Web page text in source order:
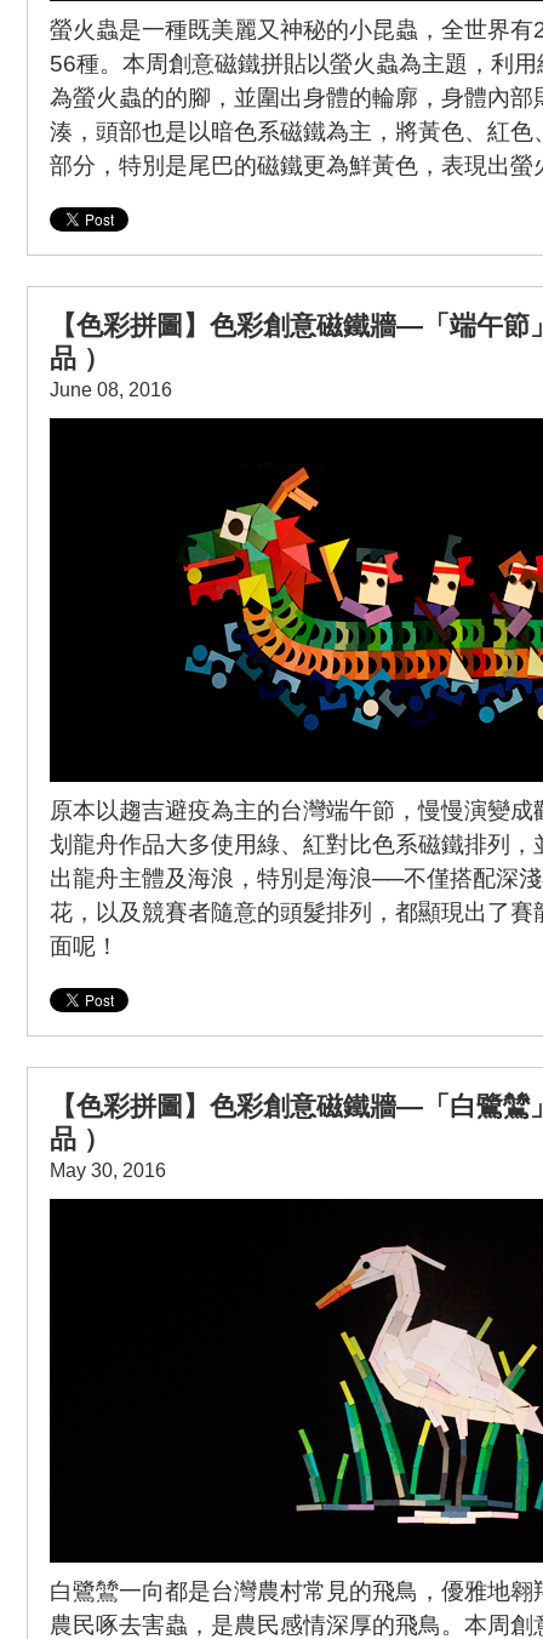
螢火蟲是一種既美麗又神秘的小昆蟲，全世界
56種。本周創意磁鐵拼貼以螢火蟲為主題，利
為螢火蟲的的腳，並圍出身體的輪廓，身體內部
湊，頭部也是以暗色系磁鐵為主，將黃色、紅色
部分，特別是尾巴的磁鐵更為鮮黃色，表現出螢
【色彩拼圖】色彩創意磁鐵牆—「端午節
品 ）
June 08, 2016
原本以趨吉避疫為主的台灣端午節，慢慢演變
划龍舟作品大多使用綠、紅對比色系磁鐵排列，
出龍舟主體及海浪，特別是海浪──不僅搭配深
花，以及競賽者隨意的頭髮排列，都顯現出了賽
面呢！
【色彩拼圖】色彩創意磁鐵牆—「白鷺鷥
品 ）
May 30, 2016
白鷺鷥一向都是台灣農村常見的飛鳥，優雅地
農民啄去害蟲，是農民感情深厚的飛鳥。本周